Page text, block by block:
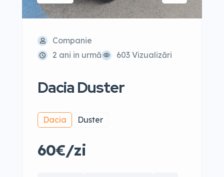
Companie
2 ani in urmă
603 Vizualizări
Dacia Duster
Dacia Duster
60€/zi